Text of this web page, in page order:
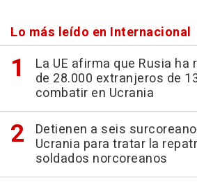
Lo más leído en Internacional
La UE afirma que Rusia
de 28.000 extranjeros de
combatir en Ucrania
Detienen a seis
Ucrania para tratar la
soldados norcoreanos